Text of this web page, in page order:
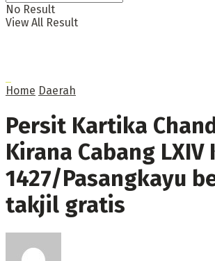
No Result
View All Result
Home Daerah
Persit Kartika
Kirana Cabang LXIV
1427/Pasangkayu
takjil gratis